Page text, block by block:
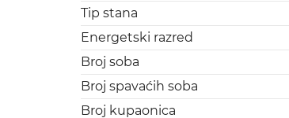
Tip stana
Energetski razred
Broj soba
Broj spavaćih soba
Broj kupaonica